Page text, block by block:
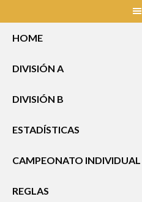
to
content
HOME
DIVISIÓN A
DIVISIÓN B
ESTADÍSTICAS
CAMPEONATO INDIVIDUAL
REGLAS